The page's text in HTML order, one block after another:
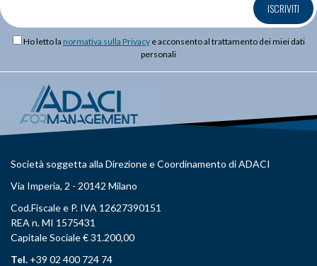
ISCRIVITI
Ho letto la normativa sulla Privacye acconsento al trattamento dei miei dati
personali
Società soggetta alla Direzione e Coordinamento di ADACI
Via Imperia, 2 - 20142 Milano
Cod.Fiscale e P. IVA 12627390151
REA n. MI 1575431
Capitale Sociale € 31.200,00
Tel. +39 02 400 724 74